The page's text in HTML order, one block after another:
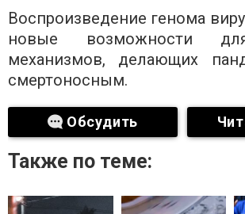
Воспроизведение генома
новые возможности
механизмов, делающих
смертоносным.
Обсудить
Также по теме: